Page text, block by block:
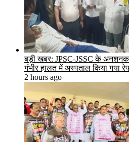
बड़ी खबर: JPSC-JSSC के
गंभीर हालत में अस्पताल किया गया
2 hours ago